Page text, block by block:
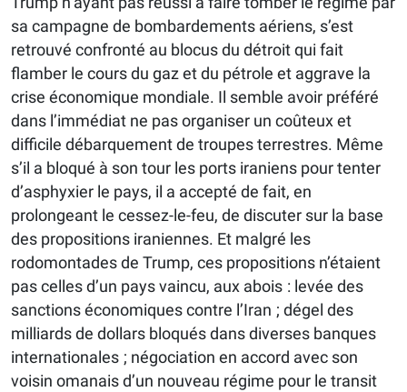
sa campagne de bombardements aériens, s’est
retrouvé confronté au blocus du détroit qui fait
flamber le cours du gaz et du pétrole et aggrave la
crise économique mondiale. Il semble avoir préféré
dans l’immédiat ne pas organiser un coûteux et
difficile débarquement de troupes terrestres. Même
s’il a bloqué à son tour les ports iraniens pour tenter
d’asphyxier le pays, il a accepté de fait, en
prolongeant le cessez-le-feu, de discuter sur la base
des propositions iraniennes. Et malgré les
rodomontades de Trump, ces propositions n’étaient
pas celles d’un pays vaincu, aux abois : levée des
sanctions économiques contre l’Iran ; dégel des
milliards de dollars bloqués dans diverses banques
internationales ; négociation en accord avec son
voisin omanais d’un nouveau régime pour le transit